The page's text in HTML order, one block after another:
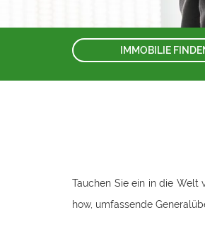
IMMOBILIE
Tauchen Sie ein in die Welt
how, umfassende